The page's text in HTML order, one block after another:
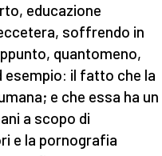
educazione
soffrendo in
quantomeno,
esempio: il fatto che la
e che essa ha un
a scopo di
e la pornografia